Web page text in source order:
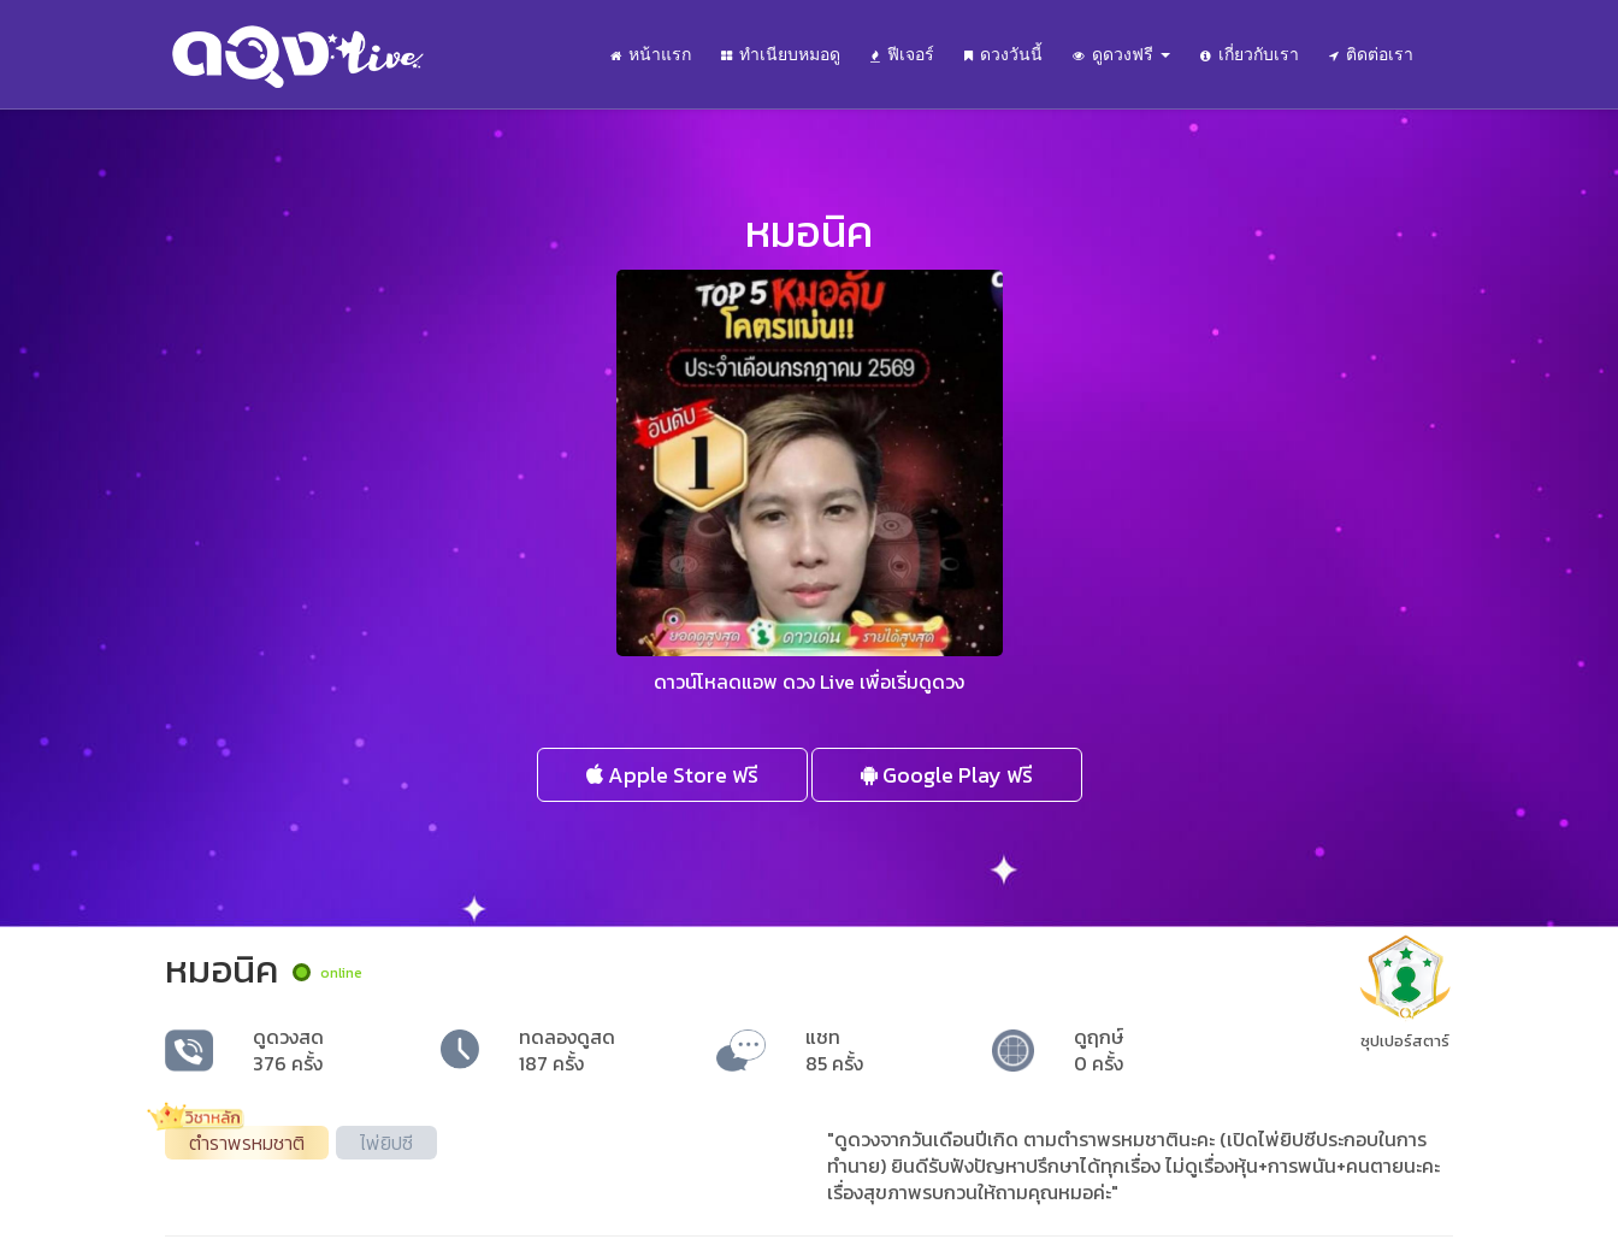
หน้าแรก ทำเนียบหมอดู ฟีเจอร์ ดวงวันนี้ ดูดวงฟรี เกี่ยวกับเรา ติดต่อเรา
หมอนิค
ดาวน์โหลดแอพ ดวง Live เพื่อเริ่มดูดวง
Apple Store ฟรี Google Play ฟรี
หมอนิค online
ดูดวงสด
376 ครั้ง
ทดลองดูสด
187 ครั้ง
แชท
85 ครั้ง
ดูฤกษ์
0 ครั้ง
ซุปเปอร์สตาร์
ตำราพรหมชาติ ไพ่ยิปซี
"ดูดวงจากวันเดือนปีเกิด ตามตำราพรหมชาตินะคะ (เปิดไพ่ยิปซีประกอบในการ
ทำนาย) ยินดีรับฟังปัญหาปรึกษาได้ทุกเรื่อง ไม่ดูเรื่องหุ้น+การพนัน+คนตายนะคะ
เรื่องสุขภาพรบกวนให้ถามคุณหมอค่ะ"